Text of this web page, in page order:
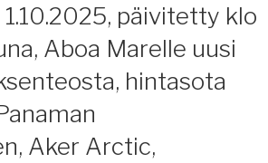
päivitetty klo
Aboa Marelle uusi
hintasota
Aker Arctic,